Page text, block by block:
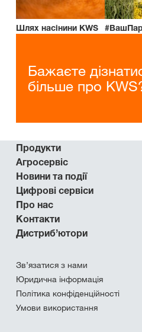
Шлях насінини KWS
Бажаєте
більше про
Продукти
Агросервіс
Новини та події
Цифрові сервіси
Про нас
Контакти
Дистриб’ютори
Зв’язатися з нами
Юридична інформація
Політика конфіденційності
Умови використання